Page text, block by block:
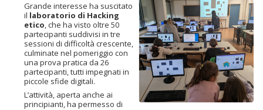
Grande interesse ha suscitato
il laboratorio di Hacking
etico, che ha visto oltre 50
partecipanti suddivisi in tre
sessioni di difficoltà crescente,
culminate nel pomeriggio con
una prova pratica da 26
partecipanti, tutti impegnati in
piccole sfide digitali.
L’attività, aperta anche ai
principianti, ha permesso di